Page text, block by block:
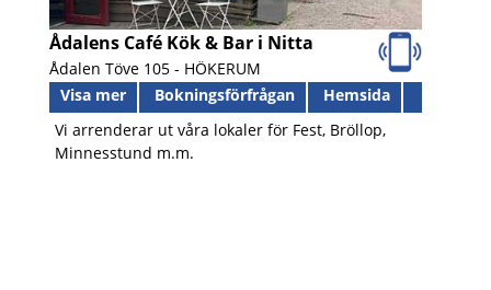
Ådalens Café Kök & Bar i Nitta
Ådalen Töve 105 - HÖKERUM
Visa mer
Bokningsförfrågan
Hemsida
Vi arrenderar ut våra lokaler för Fest, Bröllop,
Minnesstund m.m.